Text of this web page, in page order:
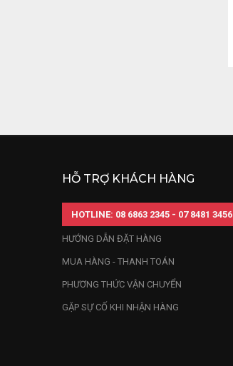
HỖ TRỢ KHÁCH HÀNG
HOTLINE: 08 6863 2345 - 07 8481 3456
HƯỚNG DẪN ĐẶT HÀNG
MUA HÀNG - THANH TOÁN
PHƯƠNG THỨC VẬN CHUYỂN
GẶP SỰ CỐ KHI NHẬN HÀNG